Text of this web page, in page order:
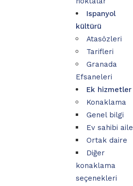
Ispanyol
kültürü
Atasözleri
Tarifleri
Granada
Efsaneleri
Ek hizmetler
Konaklama
Genel bilgi
Ev sahibi aile
Ortak daire
Diğer
konaklama
seçenekleri